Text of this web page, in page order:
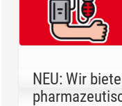
NEU: Wir